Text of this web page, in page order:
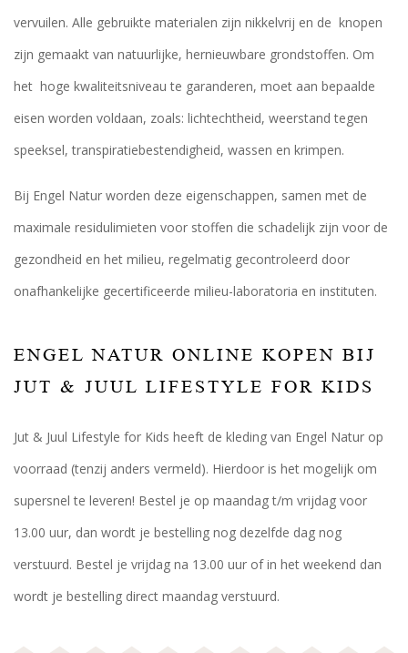
vervuilen. Alle gebruikte materialen zijn nikkelvrij en de knopen
zijn gemaakt van natuurlijke, hernieuwbare grondstoffen. Om
het hoge kwaliteitsniveau te garanderen, moet aan bepaalde
eisen worden voldaan, zoals: lichtechtheid, weerstand tegen
speeksel, transpiratiebestendigheid, wassen en krimpen.
Bij Engel Natur worden deze eigenschappen, samen met de
maximale residulimieten voor stoffen die schadelijk zijn voor de
gezondheid en het milieu, regelmatig gecontroleerd door
onafhankelijke gecertificeerde milieu-laboratoria en instituten.
ENGEL NATUR ONLINE KOPEN BIJ
JUT & JUUL LIFESTYLE FOR KIDS
Jut & Juul Lifestyle for Kids heeft de kleding van Engel Natur op
voorraad (tenzij anders vermeld). Hierdoor is het mogelijk om
supersnel te leveren! Bestel je op maandag t/m vrijdag voor
13.00 uur, dan wordt je bestelling nog dezelfde dag nog
verstuurd. Bestel je vrijdag na 13.00 uur of in het weekend dan
wordt je bestelling direct maandag verstuurd.